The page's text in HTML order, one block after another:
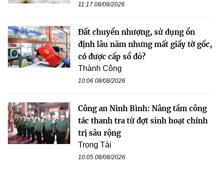
11:17 08/08/2026
Đất chuyển nhượng, sử dụng ổn
định lâu năm nhưng mất giấy tờ gốc,
có được cấp sổ đỏ?
Thành Công
10:06 08/08/2026
Công an Ninh Bình: Nâng tầm công
tác thanh tra từ đợt sinh hoạt chính
trị sâu rộng
Trọng Tài
10:05 08/08/2026